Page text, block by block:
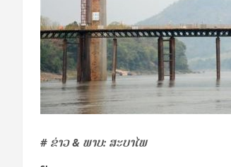
# ຂ່າວ& ພາບ: ສະບາໄພ